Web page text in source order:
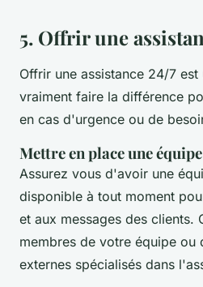
5. Offrir une
Offrir une assistance 24/7
vraiment faire la différence
en cas d'urgence ou de
Mettre en place une
Assurez vous d'avoir une
disponible à tout moment
et aux messages des clients.
membres de votre équipe ou
externes spécialisés dans